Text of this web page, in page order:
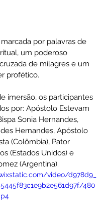
por palavras de
um poderoso
de milagres e um
profético.
imersão, os participantes
por: Apóstolo Estevam
Sonia Hernandes,
Hernandes, Apóstolo
(Colômbia), Pator
(Estados Unidos) e
(Argentina).
video/d978d9_
480